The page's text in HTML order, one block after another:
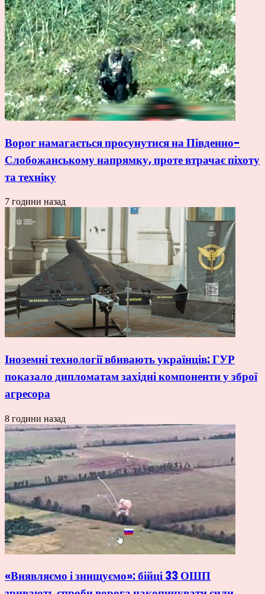
Ворог намагається просунутися на Південно-
Слобожанському напрямку, проте втрачає піхоту
та техніку
7 години назад
Іноземні технології вбивають українців: ГУР
показало дипломатам західні компоненти у зброї
агресора
8 години назад
«Виявляємо і знищуємо»: бійці 33 ОШП